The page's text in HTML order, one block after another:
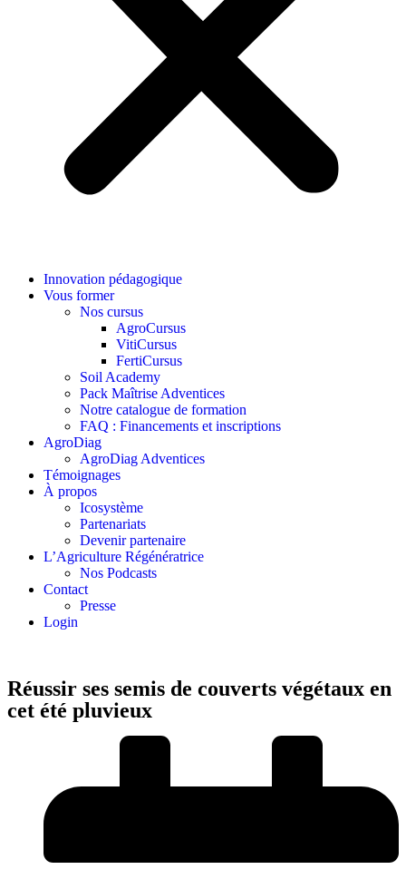
Innovation pédagogique
Vous former
Nos cursus
AgroCursus
VitiCursus
FertiCursus
Soil Academy
Pack Maîtrise Adventices
Notre catalogue de formation
FAQ : Financements et inscriptions
AgroDiag
AgroDiag Adventices
Témoignages
À propos
Icosystème
Partenariats
Devenir partenaire
L’Agriculture Régénératrice
Nos Podcasts
Contact
Presse
Login
Réussir ses semis de couverts végétaux en
cet été pluvieux